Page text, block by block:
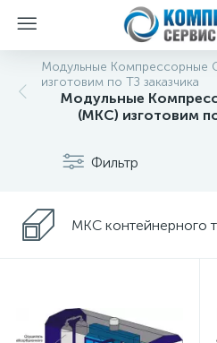
Модульные Компрессорные
изготовим по ТЗ заказчика
Модульные
(МКС) изготовим
Фильтр
МКС контейнерного